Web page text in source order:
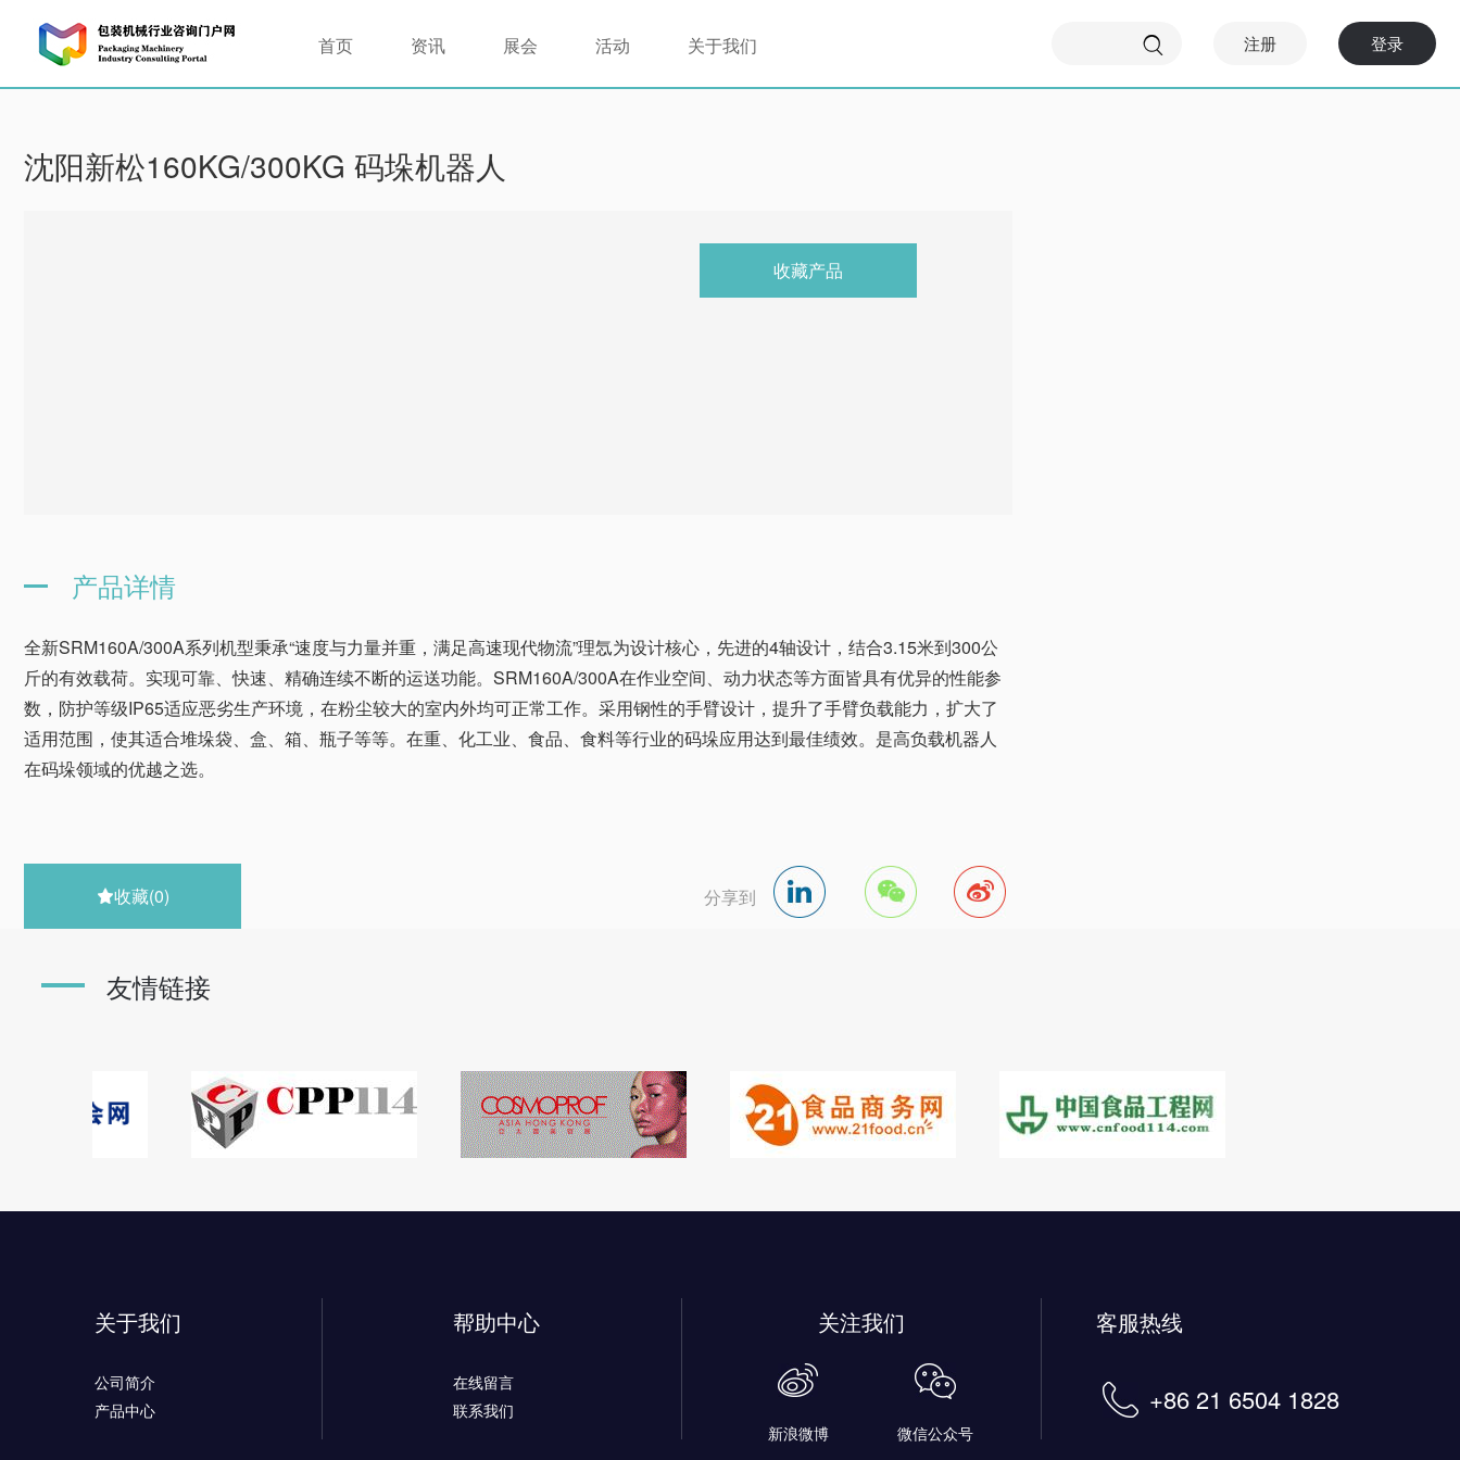
首页 资讯 展会 活动 关于我们  注册 登录
沈阳新松160KG/300KG 码垛机器人
收藏产品
产品详情
全新SRM160A/300A系列机型秉承“速度与力量并重，满足高速现代物流”理忥为设计核心，先进的4轴设计，结合3.15米到300公
斤的有效载荷。实现可靠、快速、精确连续不断的运送功能。SRM160A/300A在作业空间、动力状态等方面皆具有优异的性能参
数，防护等级IP65适应恶劣生产环境，在粉尘较大的室内外均可正常工作。采用钢性的手臂设计，提升了手臂负载能力，扩大了
适用范围，使其适合堆垛袋、盒、箱、瓶子等等。在重、化工业、食品、食料等行业的码垛应用达到最佳绩效。是高负载机器人
在码垛领域的优越之选。
收藏(0) 分享到
友情链接
关于我们
公司简介
产品中心
帮助中心
在线留言
联系我们
关注我们
新浪微博 微信公众号
客服热线
+86 21 6504 1828